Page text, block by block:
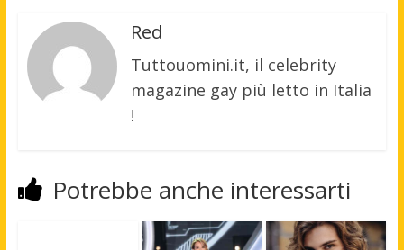
Red
Tuttouomini.it, il celebrity
magazine gay più letto in Italia
!
Potrebbe anche interessarti